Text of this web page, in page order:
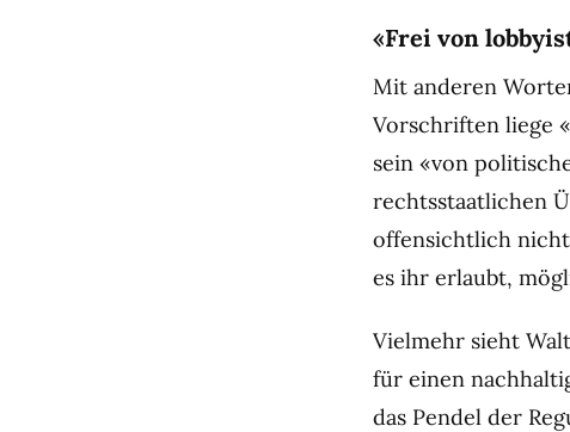
«Frei von
Mit anderen
Vorschriften liege
sein «von
rechtsstaatlichen
offensichtlich nicht
es ihr erlaubt,
Vielmehr sieht
für einen
das Pendel der